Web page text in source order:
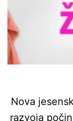
Nova
razvoja